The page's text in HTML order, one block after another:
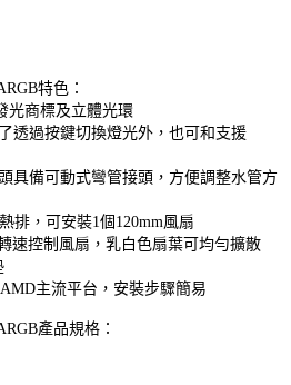
特色：
光商標及立體光環
透過按鍵切換燈光外，也可和支援
具備可動式彎管接頭，方便調整水管方
排，可安裝1個120mm風扇
速控制風扇，乳白色扇葉可均勻擴散
主流平台，安裝步驟簡易
產品規格：